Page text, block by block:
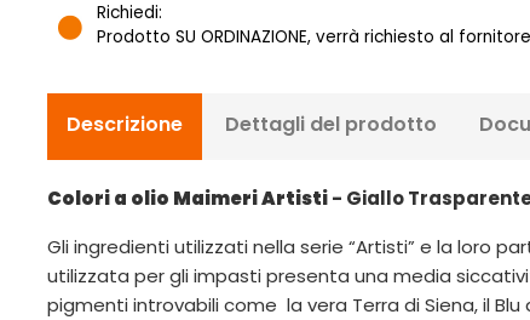
Richiedi:
Prodotto SU ORDINAZIONE, verrà richiesto al
Descrizione Dettagli del prodotto
Colori a olio Maimeri Artisti- Giallo
Gli ingredienti utilizzati nella serie “Artisti” e la loro
utilizzata per gli impasti presenta una media
pigmenti introvabili come la vera Terra di Siena, il